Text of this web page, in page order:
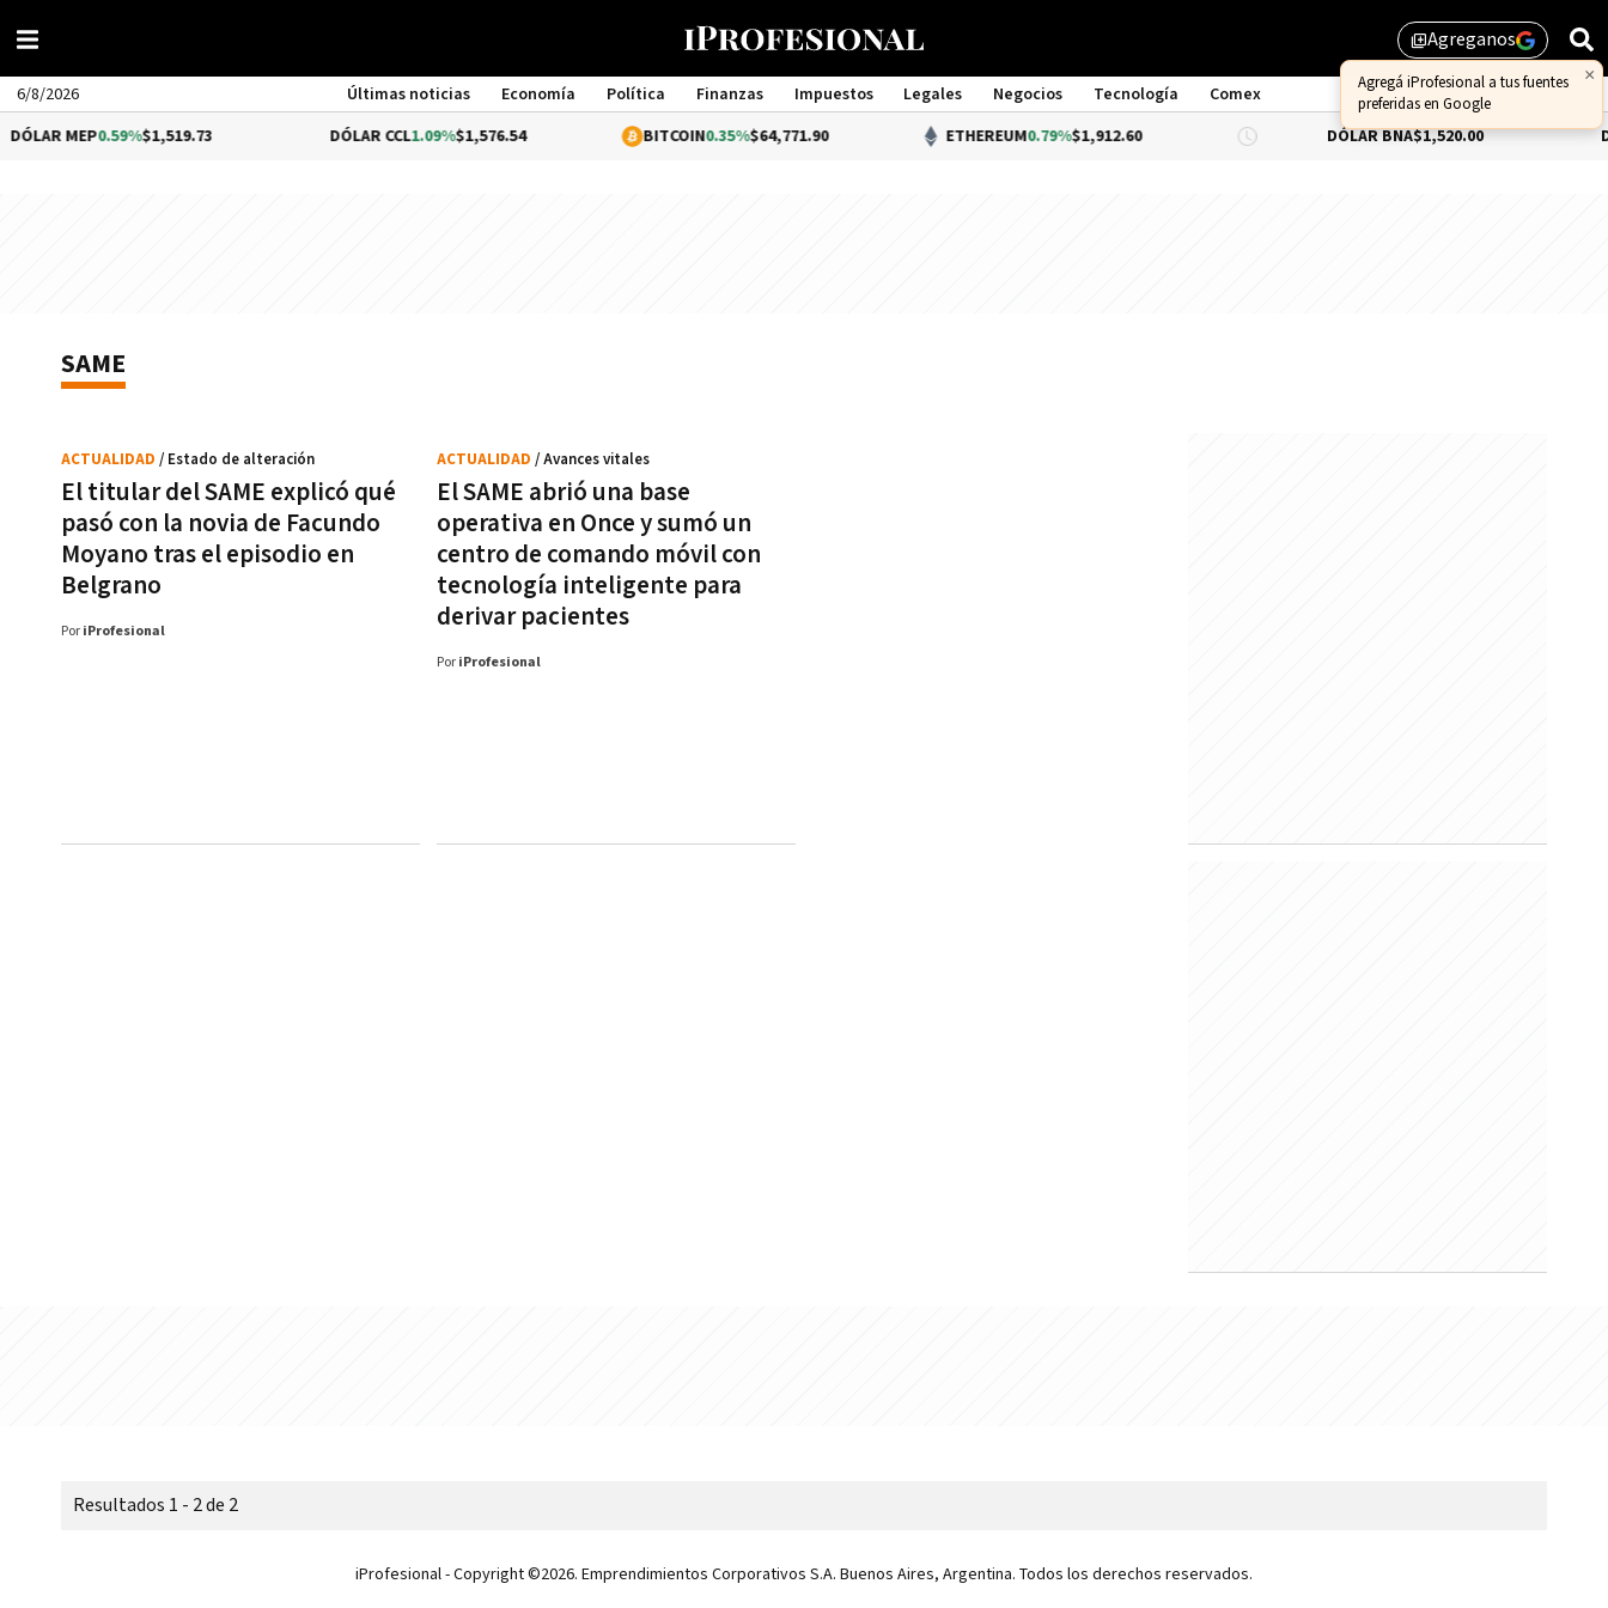
library_addAgreganos
×
Agregá iProfesional a tus fuentes
preferidas en Google
6/8/2026 Últimas noticias Economía Política Finanzas Impuestos Legales Negocios Tecnología
Comex
Management
MEP0.59%$1,519.73 DÓLAR CCL1.09%$1,576.54 BITCOIN0.35%$64,771.90 ETHEREUM0.79%$1,912.60 DÓLAR BNA$1,520.00
SAME
El titular del SAME explicó qué
pasó con la novia de Facundo
Moyano tras el episodio en
Belgrano
ACTUALIDAD / Estado de alteración
Por iProfesional
El SAME abrió una base
operativa en Once y sumó un
centro de comando móvil con
tecnología inteligente para
derivar pacientes
ACTUALIDAD / Avances vitales
Por iProfesional
Resultados 1 - 2 de 2
iProfesional - Copyright ©2026. Emprendimientos Corporativos S.A. Buenos Aires, Argentina. Todos los derechos reservados.